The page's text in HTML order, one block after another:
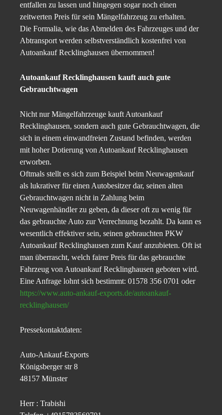
entfallen zu lassen und hingegen sogar noch einen
zeitwerten Preis für sein Mängelfahrzeug zu erhalten.
Die Formalia, wie das Abmelden des Fahrzeuges und der
Abtransport werden selbstverständlich kostenfrei von
Autoankauf Recklinghausen übernommen!
Autoankauf Recklinghausen kauft auch gute
Gebrauchtwagen
Nicht nur Mängelfahrzeuge kauft Autoankauf
Recklinghausen, sondern auch gute Gebrauchtwagen, die
sich in einem einwandfreien Zustand befinden, werden
mit hoher Dotierung von Autoankauf Recklinghausen
erworben.
Oftmals stellt es sich zum Beispiel beim Neuwagenkauf
als lukrativer für einen Autobesitzer dar, seinen alten
Gebrauchtwagen nicht in Zahlung beim
Neuwagenhändler zu geben, da dieser oft zu wenig für
das gebrauchte Auto zur Verrechnung bezahlt. Da kann es
wesentlich effektiver sein, seinen gebrauchten PKW
Autoankauf Recklinghausen zum Kauf anzubieten. Oft ist
man überrascht, welch fairer Preis für das gebrauchte
Fahrzeug von Autoankauf Recklinghausen geboten wird.
Eine Anfrage lohnt sich bestimmt: 01578 356 0701 oder
https://www.auto-ankauf-exports.de/autoankauf-
recklinghausen/
Pressekontaktdaten:
Auto-Ankauf-Exports
Königsberger str 8
48157 Münster
Herr : Trabishi